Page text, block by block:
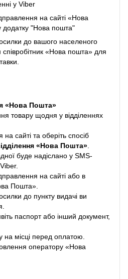
у Viber
на сайті «Нова
"Нова пошта"
до вашого населеного
співробітник «Нова пошта» для
«Нова Пошта»
товару щодня у відділеннях
сайті та оберіть спосіб
«Нова Пошта»
буде надіслано у SMS-
на сайті або в
Пошта».
до пункту видачі ви
паспорт або інший документ,
місці перед оплатою.
оператору «Нова